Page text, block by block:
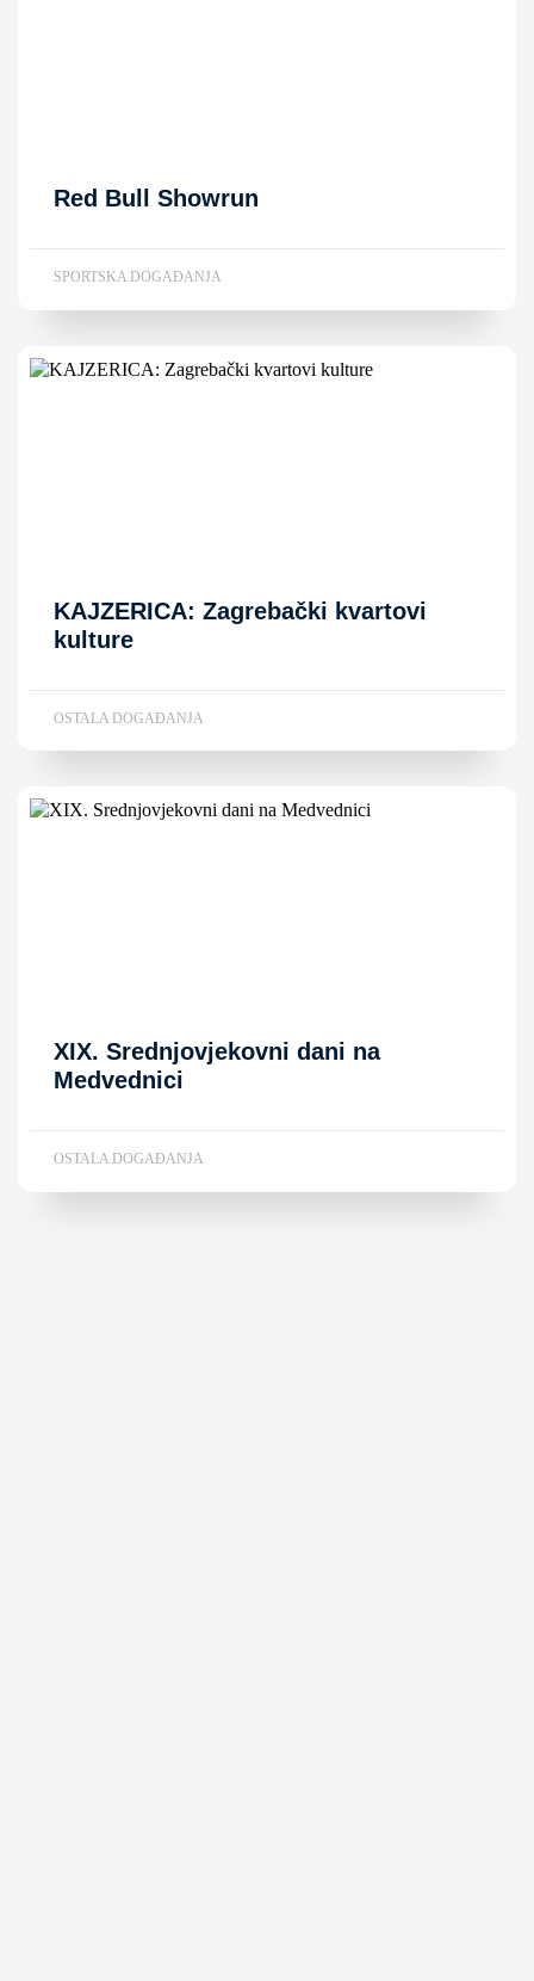
Red Bull Showrun
SPORTSKA DOGAĐANJA
KAJZERICA: Zagrebački kvartovi
kulture
OSTALA DOGAĐANJA
XIX. Srednjovjekovni dani na
Medvednici
OSTALA DOGAĐANJA